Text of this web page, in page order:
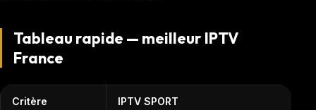
Tableau rapide — meilleur IPTV
France
Critère IPTV SPORT